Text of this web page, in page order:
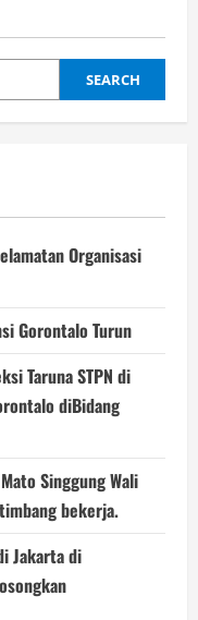
SEARCH
Organisasi
Gorontalo Turun
Taruna STPN di
diBidang
Singgung Wali
bekerja.
Jakarta di